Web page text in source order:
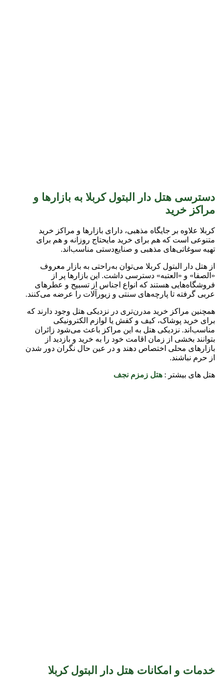
دسترسی هتل دار البتول کربلا به بازارها و
مراکز خرید
کربلا علاوه بر جایگاه مذهبی، دارای بازارها و مراکز خرید
متنوعی است که هم برای خرید مایحتاج روزانه و هم برای
تهیه سوغاتی‌های مذهبی و صنایع‌دستی مناسب‌اند.
از هتل دار البتول کربلا می‌توان به‌راحتی به بازار معروف
«الصفا» و «العتبه» دسترسی داشت. این بازارها پر از
فروشگاه‌هایی هستند که انواع اجناس از تسبیح و عطرهای
عربی گرفته تا پارچه‌های سنتی و زیورآلات را عرضه می‌کنند.
همچنین مراکز خرید مدرن‌تری در نزدیکی هتل وجود دارند که
برای خرید پوشاک، کیف و کفش یا لوازم الکترونیکی
مناسب‌اند. نزدیکی هتل به این مراکز باعث می‌شود زائران
بتوانند بخشی از زمان اقامت خود را به خرید و بازدید از
بازارهای محلی اختصاص دهند و در عین حال نگران دور شدن
از حرم نباشند.
هتل های بیشتر : هتل زمزم نجف
خدمات و امکانات هتل دار البتول کربلا